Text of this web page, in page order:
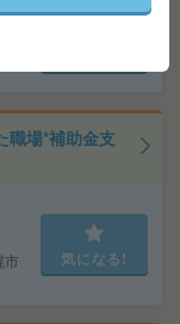
職場*補助金支
市
気になる!